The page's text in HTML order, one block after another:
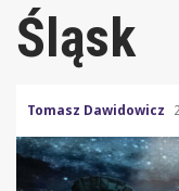
Śląsk
Tomasz Dawidowicz